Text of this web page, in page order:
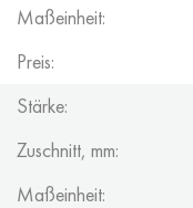
Maßeinheit:
Preis:
Stärke:
Zuschnitt, mm:
Maßeinheit: